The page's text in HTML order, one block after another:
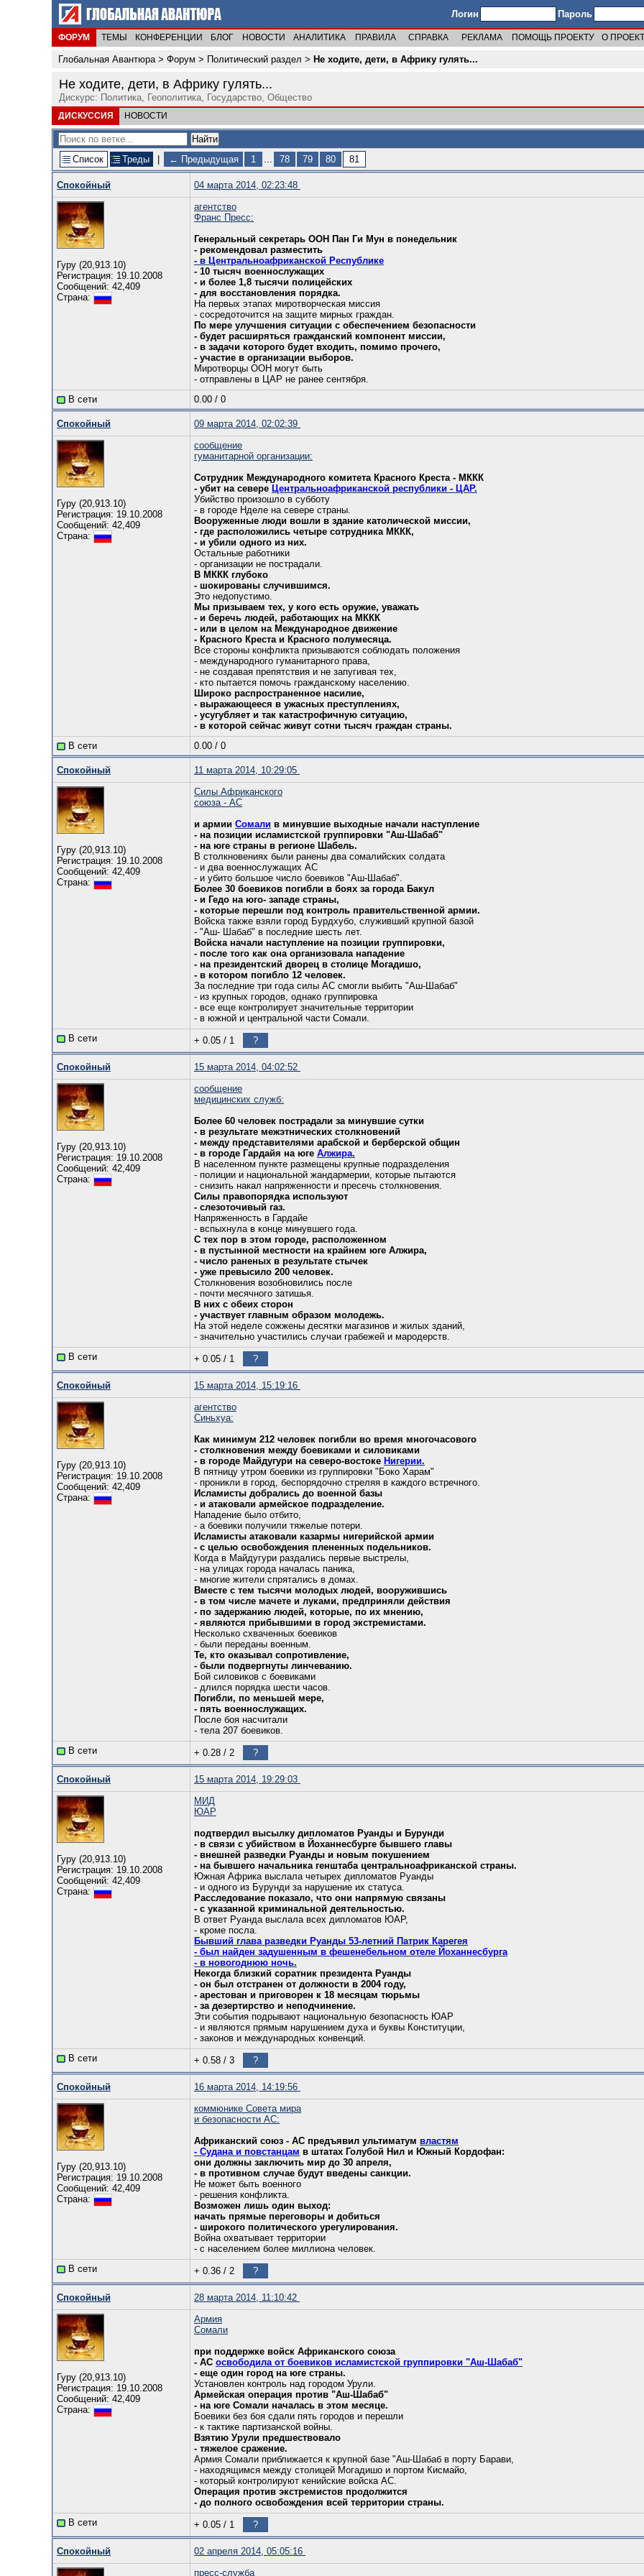
Логин Пароль
ФОРУМ ТЕМЫ КОНФЕРЕНЦИИ БЛОГ НОВОСТИ АНАЛИТИКА ПРАВИЛА СПРАВКА РЕКЛАМА ПОМОЩЬ ПРОЕКТУ О
Глобальная Авантюра> Форум > Политический раздел > Не ходите, дети, в Африку гулять...
Не ходите, дети, в Африку гулять...
Дискурс: Политика, Геополитика, Государство, Общество
ДИСКУССИЯ НОВОСТИ
Список Треды ← Предыдущая 1 ... 78 79 80 81
Спокойный 04 марта 2014, 02:23:48
Гуру (20,913.10)
Регистрация: 19.10.2008
Сообщений: 42,409
Страна:
агентство
Франс Пресс:
Генеральный секретарь ООН Пан Ги Мун в понедельник
- рекомендовал разместить
- в Центральноафриканской Республике
- 10 тысяч военнослужащих
- и более 1,8 тысячи полицейских
- для восстановления порядка.
На первых этапах миротворческая миссия
- сосредоточится на защите мирных граждан.
По мере улучшения ситуации с обеспечением безопасности
- будет расширяться гражданский компонент миссии,
- в задачи которого будет входить, помимо прочего,
- участие в организации выборов.
Миротворцы ООН могут быть
- отправлены в ЦАР не ранее сентября.
В сети
0.00 / 0
Спокойный 09 марта 2014, 02:02:39
Гуру (20,913.10)
Регистрация: 19.10.2008
Сообщений: 42,409
Страна:
сообщение
гуманитарной организации:
Сотрудник Международного комитета Красного Креста - МККК
- убит на севере Центральноафриканской республики - ЦАР.
Убийство произошло в субботу
- в городе Нделе на севере страны.
Вооруженные люди вошли в здание католической миссии,
- где расположились четыре сотрудника МККК,
- и убили одного из них.
Остальные работники
- организации не пострадали.
В МККК глубоко
- шокированы случившимся.
Это недопустимо.
Мы призываем тех, у кого есть оружие, уважать
- и беречь людей, работающих на МККК
- или в целом на Международное движение
- Красного Креста и Красного полумесяца.
Все стороны конфликта призываются соблюдать положения
- международного гуманитарного права,
- не создавая препятствия и не запугивая тех,
- кто пытается помочь гражданскому населению.
Широко распространенное насилие,
- выражающееся в ужасных преступлениях,
- усугубляет и так катастрофичную ситуацию,
- в которой сейчас живут сотни тысяч граждан страны.
В сети
0.00 / 0
Спокойный 11 марта 2014, 10:29:05
Гуру (20,913.10)
Регистрация: 19.10.2008
Сообщений: 42,409
Страна:
Силы Африканского
союза - АС
и армии Сомали в минувшие выходные начали наступление
- на позиции исламистской группировки "Аш-Шабаб"
- на юге страны в регионе Шабель.
В столкновениях были ранены два сомалийских солдата
- и два военнослужащих АС
- и убито большое число боевиков "Аш-Шабаб".
Более 30 боевиков погибли в боях за города Бакул
- и Гедо на юго- западе страны,
- которые перешли под контроль правительственной армии.
Войска также взяли город Бурдхубо, служивший крупной базой
- "Аш- Шабаб" в последние шесть лет.
Войска начали наступление на позиции группировки,
- после того как она организовала нападение
- на президентский дворец в столице Могадишо,
- в котором погибло 12 человек.
За последние три года силы АС смогли выбить "Аш-Шабаб"
- из крупных городов, однако группировка
- все еще контролирует значительные территории
- в южной и центральной части Сомали.
В сети
+ 0.05 / 1 ?
Спокойный 15 марта 2014, 04:02:52
Гуру (20,913.10)
Регистрация: 19.10.2008
Сообщений: 42,409
Страна:
сообщение
медицинских служб:
Более 60 человек пострадали за минувшие сутки
- в результате межэтнических столкновений
- между представителями арабской и берберской общин
- в городе Гардайя на юге Алжира.
В населенном пункте размещены крупные подразделения
- полиции и национальной жандармерии, которые пытаются
- снизить накал напряженности и пресечь столкновения.
Силы правопорядка используют
- слезоточивый газ.
Напряженность в Гардайе
- вспыхнула в конце минувшего года.
С тех пор в этом городе, расположенном
- в пустынной местности на крайнем юге Алжира,
- число раненых в результате стычек
- уже превысило 200 человек.
Столкновения возобновились после
- почти месячного затишья.
В них с обеих сторон
- участвует главным образом молодежь.
На этой неделе сожжены десятки магазинов и жилых зданий,
- значительно участились случаи грабежей и мародерств.
В сети
+ 0.05 / 1 ?
Спокойный 15 марта 2014, 15:19:16
Гуру (20,913.10)
Регистрация: 19.10.2008
Сообщений: 42,409
Страна:
агентство
Синьхуа:
Как минимум 212 человек погибли во время многочасового
- столкновения между боевиками и силовиками
- в городе Майдугури на северо-востоке Нигерии.
В пятницу утром боевики из группировки "Боко Харам"
- проникли в город, беспорядочно стреляя в каждого встречного.
Исламисты добрались до военной базы
- и атаковали армейское подразделение.
Нападение было отбито,
- а боевики получили тяжелые потери.
Исламисты атаковали казармы нигерийской армии
- с целью освобождения плененных подельников.
Когда в Майдугури раздались первые выстрелы,
- на улицах города началась паника,
- многие жители спрятались в домах.
Вместе с тем тысячи молодых людей, вооружившись
- в том числе мачете и луками, предприняли действия
- по задержанию людей, которые, по их мнению,
- являются прибывшими в город экстремистами.
Несколько схваченных боевиков
- были переданы военным.
Те, кто оказывал сопротивление,
- были подвергнуты линчеванию.
Бой силовиков с боевиками
- длился порядка шести часов.
Погибли, по меньшей мере,
- пять военнослужащих.
После боя насчитали
- тела 207 боевиков.
В сети
+ 0.28 / 2 ?
Спокойный 15 марта 2014, 19:29:03
Гуру (20,913.10)
Регистрация: 19.10.2008
Сообщений: 42,409
Страна:
МИД
ЮАР
подтвердил высылку дипломатов Руанды и Бурунди
- в связи с убийством в Йоханнесбурге бывшего главы
- внешней разведки Руанды и новым покушением
- на бывшего начальника генштаба центральноафриканской страны.
Южная Африка выслала четырех дипломатов Руанды
- и одного из Бурунди за нарушение их статуса.
Расследование показало, что они напрямую связаны
- с указанной криминальной деятельностью.
В ответ Руанда выслала всех дипломатов ЮАР,
- кроме посла.
Бывший глава разведки Руанды 53-летний Патрик Карегея
- был найден задушенным в фешенебельном отеле Йоханнесбурга
- в новогоднюю ночь.
Некогда близкий соратник президента Руанды
- он был отстранен от должности в 2004 году,
- арестован и приговорен к 18 месяцам тюрьмы
- за дезертирство и неподчинение.
Эти события подрывают национальную безопасность ЮАР
- и являются прямым нарушением духа и буквы Конституции,
- законов и международных конвенций.
В сети
+ 0.58 / 3 ?
Спокойный 16 марта 2014, 14:19:56
Гуру (20,913.10)
Регистрация: 19.10.2008
Сообщений: 42,409
Страна:
коммюнике Совета мира
и безопасности АС:
Африканский союз - АС предъявил ультиматум властям
- Судана и повстанцам в штатах Голубой Нил и Южный Кордофан:
они должны заключить мир до 30 апреля,
- в противном случае будут введены санкции.
Не может быть военного
- решения конфликта.
Возможен лишь один выход:
начать прямые переговоры и добиться
- широкого политического урегулирования.
Война охватывает территории
- с населением более миллиона человек.
В сети
+ 0.36 / 2 ?
Спокойный 28 марта 2014, 11:10:42
Гуру (20,913.10)
Регистрация: 19.10.2008
Сообщений: 42,409
Страна:
Армия
Сомали
при поддержке войск Африканского союза
- АС освободила от боевиков исламистской группировки "Аш-Шабаб"
- еще один город на юге страны.
Установлен контроль над городом Урули.
Армейская операция против "Аш-Шабаб"
- на юге Сомали началась в этом месяце.
Боевики без боя сдали пять городов и перешли
- к тактике партизанской войны.
Взятию Урули предшествовало
- тяжелое сражение.
Армия Сомали приближается к крупной базе "Аш-Шабаб в порту Барави,
- находящимся между столицей Могадишо и портом Кисмайо,
- который контролируют кенийские войска АС.
Операция против экстремистов продолжится
- до полного освобождения всей территории страны.
В сети
+ 0.05 / 1 ?
Спокойный
02 апреля 2014, 05:05:16
пресс-служба